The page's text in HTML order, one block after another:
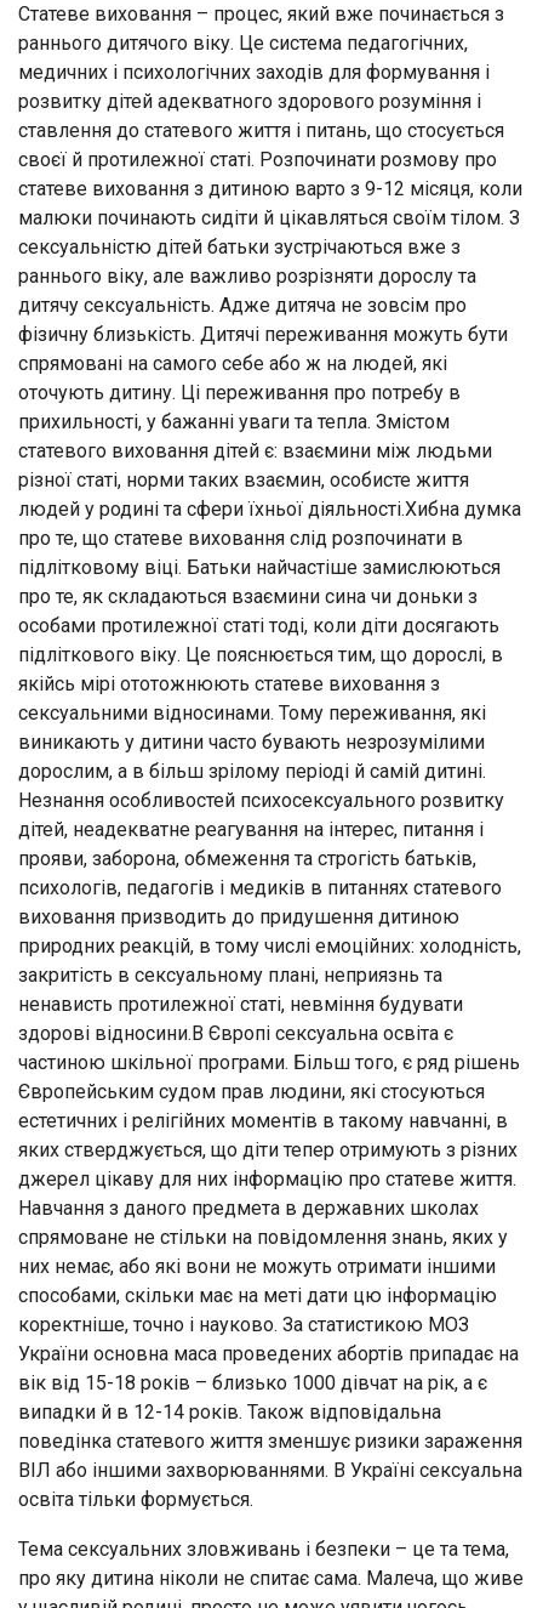
Статеве виховання – процес, який вже починається з
раннього дитячого віку. Це система педагогічних,
медичних і психологічних заходів для формування і
розвитку дітей адекватного здорового розуміння і
ставлення до статевого життя і питань, що стосується
своєї й протилежної статі. Розпочинати розмову про
статеве виховання з дитиною варто з 9-12 місяця, коли
малюки починають сидіти й цікавляться своїм тілом. З
сексуальністю дітей батьки зустрічаються вже з
раннього віку, але важливо розрізняти дорослу та
дитячу сексуальність. Адже дитяча не зовсім про
фізичну близькість. Дитячі переживання можуть бути
спрямовані на самого себе або ж на людей, які
оточують дитину. Ці переживання про потребу в
прихильності, у бажанні уваги та тепла. Змістом
статевого виховання дітей є: взаємини між людьми
різної статі, норми таких взаємин, особисте життя
людей у родині та сфери їхньої діяльності.Хибна думка
про те, що статеве виховання слід розпочинати в
підлітковому віці. Батьки найчастіше замислюються
про те, як складаються взаємини сина чи доньки з
особами протилежної статі тоді, коли діти досягають
підліткового віку. Це пояснюється тим, що дорослі, в
якійсь мірі ототожнюють статеве виховання з
сексуальними відносинами. Тому переживання, які
виникають у дитини часто бувають незрозумілими
дорослим, а в більш зрілому періоді й самій дитині.
Незнання особливостей психосексуального розвитку
дітей, неадекватне реагування на інтерес, питання і
прояви, заборона, обмеження та строгість батьків,
психологів, педагогів і медиків в питаннях статевого
виховання призводить до придушення дитиною
природних реакцій, в тому числі емоційних: холодність,
закритість в сексуальному плані, неприязнь та
ненависть протилежної статі, невміння будувати
здорові відносини.В Європі сексуальна освіта є
частиною шкільної програми. Більш того, є ряд рішень
Європейським судом прав людини, які стосуються
естетичних і релігійних моментів в такому навчанні, в
яких стверджується, що діти тепер отримують з різних
джерел цікаву для них інформацію про статеве життя.
Навчання з даного предмета в державних школах
спрямоване не стільки на повідомлення знань, яких у
них немає, або які вони не можуть отримати іншими
способами, скільки має на меті дати цю інформацію
коректніше, точно і науково. За статистикою МОЗ
України основна маса проведених абортів припадає на
вік від 15-18 років – близько 1000 дівчат на рік, а є
випадки й в 12-14 років. Також відповідальна
поведінка статевого життя зменшує ризики зараження
ВІЛ або іншими захворюваннями. В Україні сексуальна
освіта тільки формується.
Тема сексуальних зловживань і безпеки – це та тема,
про яку дитина ніколи не спитає сама. Малеча, що живе